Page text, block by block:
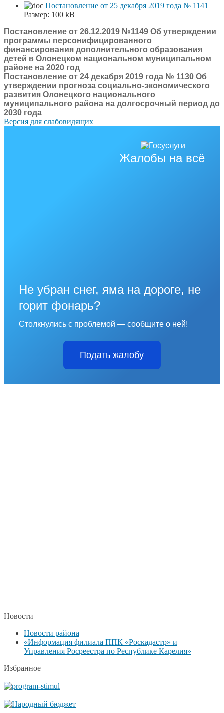
Постановление от 25 декабря 2019 года № 1141
Размер: 100 kB
Постановление от 26.12.2019 №1149 Об утверждении
программы персонифицированного
финансирования дополнительного образования
детей в Олонецком национальном муниципальном
районе на 2020 год
Постановление от 24 декабря 2019 года № 1130 Об
утверждении прогноза социально-экономического
развития Олонецкого национального
муниципального района на долгосрочный период до
2030 года
Версия для слабовидящих
Жалобы на всё
Не убран снег, яма на дороге, не
горит фонарь?
Столкнулись с проблемой — сообщите о ней!
Подать жалобу
Новости
Новости района
«Информация филиала ППК «Роскадастр» и
Управления Росреестра по Республике Карелия»
Избранное